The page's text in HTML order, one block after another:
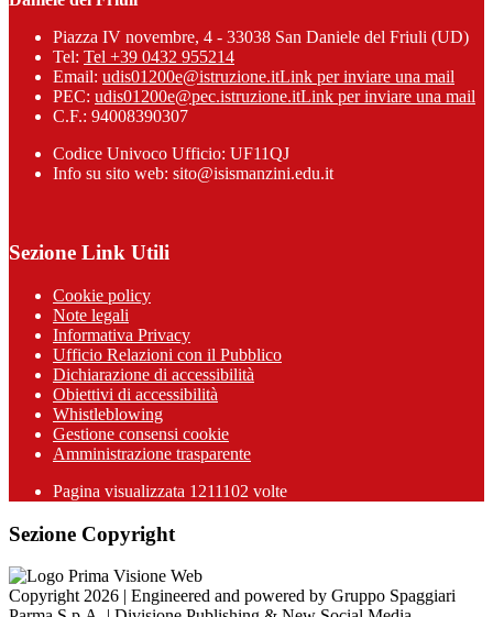
Piazza IV novembre, 4 - 33038 San Daniele del Friuli (UD)
Tel: Tel +39 0432 955214
Email: udis01200e@istruzione.itLink per inviare una mail
PEC: udis01200e@pec.istruzione.itLink per inviare una mail
C.F.: 94008390307
Codice Univoco Ufficio: UF11QJ
Info su sito web: sito@isismanzini.edu.it
Sezione Link Utili
Cookie policy
Note legali
Informativa Privacy
Ufficio Relazioni con il Pubblico
Dichiarazione di accessibilità
Obiettivi di accessibilità
Whistleblowing
Gestione consensi cookie
Amministrazione trasparente
Pagina visualizzata 1211102 volte
Sezione Copyright
Copyright 2026 | Engineered and powered by Gruppo Spaggiari